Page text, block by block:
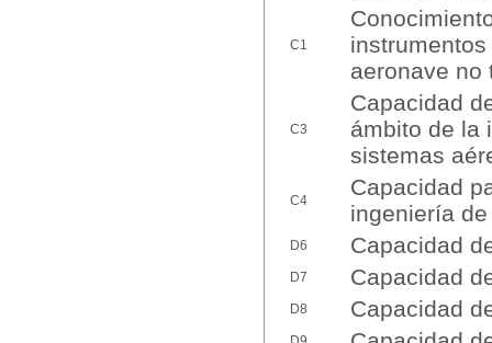
C1
aeronave no
C3
Capacidad
ámbito de la
sistemas
C4
Capacidad
ingeniería
D6 Capacidad
D7 Capacidad
D8 Capacidad